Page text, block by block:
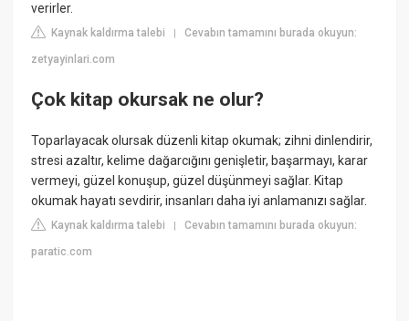
verirler.
Kaynak kaldırma talebi |Cevabın tamamını burada okuyun:
zetyayinlari.com
Çok kitap okursak ne olur?
Toparlayacak olursak düzenli kitap okumak; zihni dinlendirir,
stresi azaltır, kelime dağarcığını genişletir, başarmayı, karar
vermeyi, güzel konuşup, güzel düşünmeyi sağlar. Kitap
okumak hayatı sevdirir, insanları daha iyi anlamanızı sağlar.
Kaynak kaldırma talebi |Cevabın tamamını burada okuyun:
paratic.com